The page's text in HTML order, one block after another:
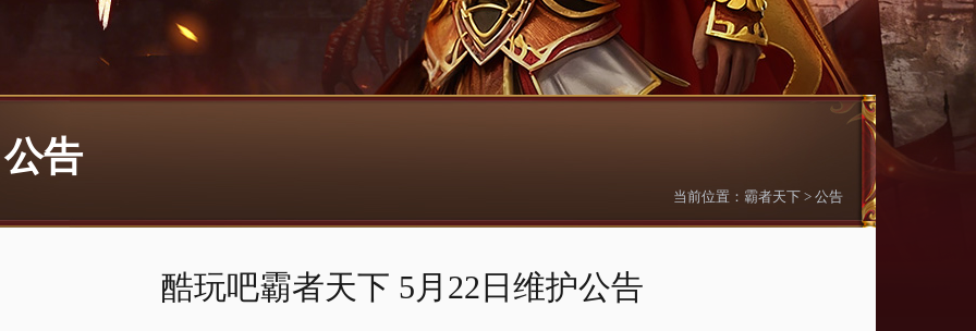
公告
当前位置： 霸者天下 > 公告
酷玩吧霸者天下 5月22日维护公告